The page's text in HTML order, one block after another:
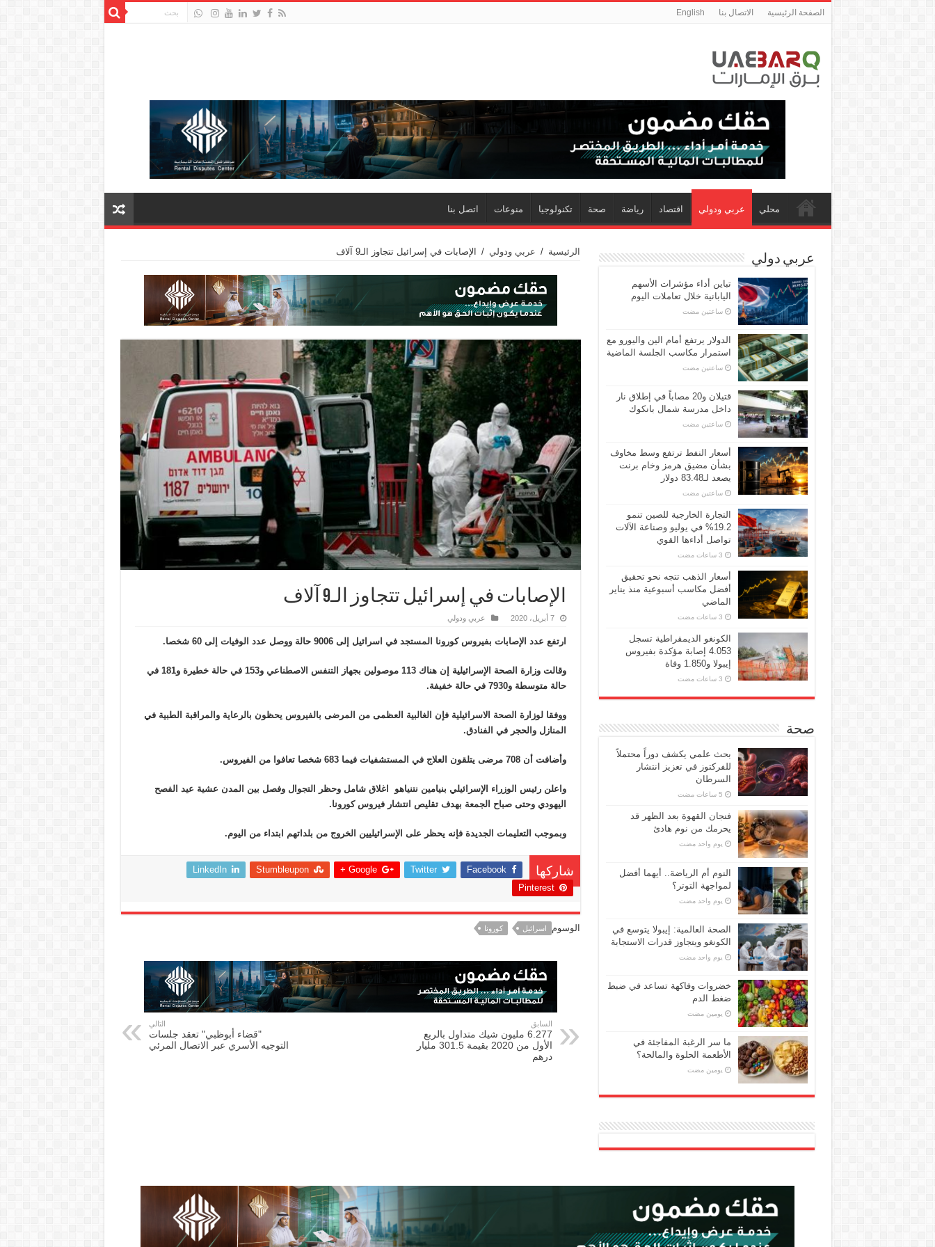
الصفحة الرئيسية الاتصال بنا English
محلي عربي ودولي اقتصاد رياضة صحة تكنولوجيا منوعات اتصل بنا
الرئيسية / عربي ودولي / الإصابات في إسرائيل تتجاوز الـ9 آلاف
الإصابات في إسرائيل تتجاوز الـ9 آلاف
7 أبريل، 2020 عربي ودولي
ارتفع عدد الإصابات بفيروس كورونا المستجد في اسرائيل إلى 9006 حالة ووصل عدد الوفيات إلى 60 شخصا.
وقالت وزارة الصحة الإسرائيلية إن هناك 113 موصولين بجهاز التنفس الاصطناعي و153 في حالة خطيرة و181 في
حالة متوسطة و7930 في حالة خفيفة.
ووفقا لوزارة الصحة الاسرائيلية فإن الغالبية العظمى من المرضى بالفيروس يحظون بالرعاية والمراقبة الطبية في
المنازل والحجر في الفنادق.
وأضافت أن 708 مرضى يتلقون العلاج في المستشفيات فيما 683 شخصا تعافوا من الفيروس.
واعلن رئيس الوزراء الإسرائيلي بنيامين نتنياهو اغلاق شامل وحظر التجوال وفصل بين المدن عشية عيد الفصح
اليهودي وحتى صباح الجمعة بهدف تقليص انتشار فيروس كورونا.
وبموجب التعليمات الجديدة فإنه يحظر على الإسرائيليين الخروج من بلداتهم ابتداء من اليوم.
شاركها Facebook
Twitter
Google +
Stumbleupon
LinkedIn
Pinterest
الوسوم اسرائيل كورونا
السابق
6.277 مليون شيك متداول بالربع
الأول من 2020 بقيمة 301.5 مليار
درهم
التالي
"قضاء أبوظبي" تعقد جلسات
التوجيه الأسري عبر الاتصال المرئي
عربي دولي
تباين أداء مؤشرات الأسهم
اليابانية خلال تعاملات اليوم
‏ساعتين مضت
الدولار يرتفع أمام الين واليورو مع
استمرار مكاسب الجلسة الماضية
‏ساعتين مضت
قتيلان و20 مصاباً في إطلاق نار
داخل مدرسة شمال بانكوك
‏ساعتين مضت
أسعار النفط ترتفع وسط مخاوف
بشأن مضيق هرمز وخام برنت
يصعد لـ83.48 دولار
‏ساعتين مضت
التجارة الخارجية للصين تنمو
19.2% في يوليو وصناعة الآلات
تواصل أداءها القوي
أسعار الذهب تتجه نحو تحقيق
أفضل مكاسب أسبوعية منذ يناير
الماضي
الكونغو الديمقراطية تسجل
4.053 إصابة مؤكدة بفيروس
إيبولا و1.850 وفاة
صحة
بحث علمي يكشف دوراً محتملاً
للفركتوز في تعزيز انتشار
السرطان
فنجان القهوة بعد الظهر قد
يحرمك من نوم هادئ
‏يوم واحد مضت
النوم أم الرياضة.. أيهما أفضل
لمواجهة التوتر؟
‏يوم واحد مضت
الصحة العالمية: إيبولا يتوسع في
الكونغو ويتجاوز قدرات الاستجابة
‏يوم واحد مضت
خضروات وفاكهة تساعد في ضبط
ضغط الدم
‏يومين مضت
ما سر الرغبة المفاجئة في
الأطعمة الحلوة والمالحة؟
‏يومين مضت